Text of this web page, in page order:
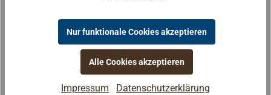
Nur funktionale Cookies akzeptieren
Alle Cookies akzeptieren
Impressum Datenschutzerklärung